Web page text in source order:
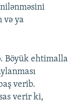
və ya
Böyük ehtimalla
verib.
verir ki,